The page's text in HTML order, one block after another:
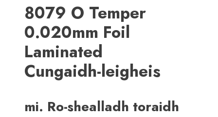
8079 O Temper
0.020mm Foil
Laminated
Cungaidh-leigheis
mi. Ro-shealladh toraidh